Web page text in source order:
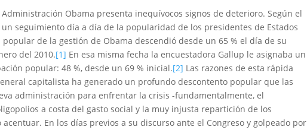
Obama presenta inequívocos signos de deterioro. Según el
seguimiento día a día de la popularidad de los presidentes de Estados
de la gestión de Obama descendió desde un 65 % el día de su
del 2010.[1] En esa misma fecha la encuestadora Gallup le asignaba un
popular: 48 %, desde un 69 % inicial.[2] Las razones de esta rápida
capitalista ha generado un profundo descontento popular que las
administración para enfrentar la crisis -fundamentalmente, el
a costa del gasto social y la muy injusta repartición de los
En los días previos a su discurso ante el Congreso y golpeado por